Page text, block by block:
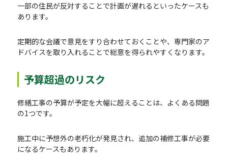
一部の住民が反対することで計画が遅れるといったケースも
あります。
定期的な会議で意見をすり合わせておくことや、専門家のア
ドバイスを取り入れることで総意を得られやすくなります。
予算超過のリスク
修繕工事の予算が予定を大幅に超えることは、よくある問題
の1つです。
施工中に予想外の老朽化が発見され、追加の補修工事が必要
になるケースもあります。